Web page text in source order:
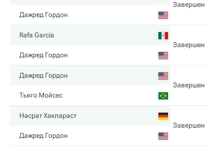
Завершен
Дажред Гордон
Rafa Garcia
Завершен
Дажред Гордон
Дажред Гордон
Завершен
Тьяго Мойсес
Насрат Хакпараст
Завершен
Дажред Гордон